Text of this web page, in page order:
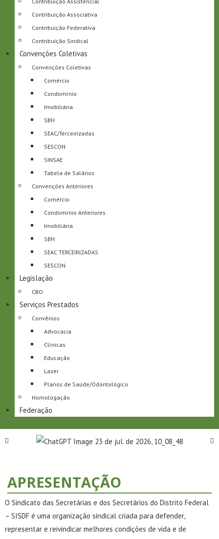
Contribuição Associativa
Contribuição Federativa
Contribuição Sindical
Convenções Coletivas
Convenções Coletivas
Comércio
Condomínio
Imobiliária
SBH
SEAC/Terceirizadas
SESCON
SINSAE
Tabela de Salários
Convenções Anteriores
Comércio
Condomínio Anteriores
Imobiliária
SBH
SEAC TERCEIRIZADAS
SESCON
Legislação
CBO
Serviços Prestados
Convênios
Advocacia
Clínicas
Educação
Lazer
Planos de Saúde/Odontológico
Homologação
Federação
APRESENTAÇÃO
O Sindicato das Secretárias e dos Secretários do Distrito Federal
– SISDF é uma organização sindical criada para defender,
representar e reivindicar melhores condições de vida e de